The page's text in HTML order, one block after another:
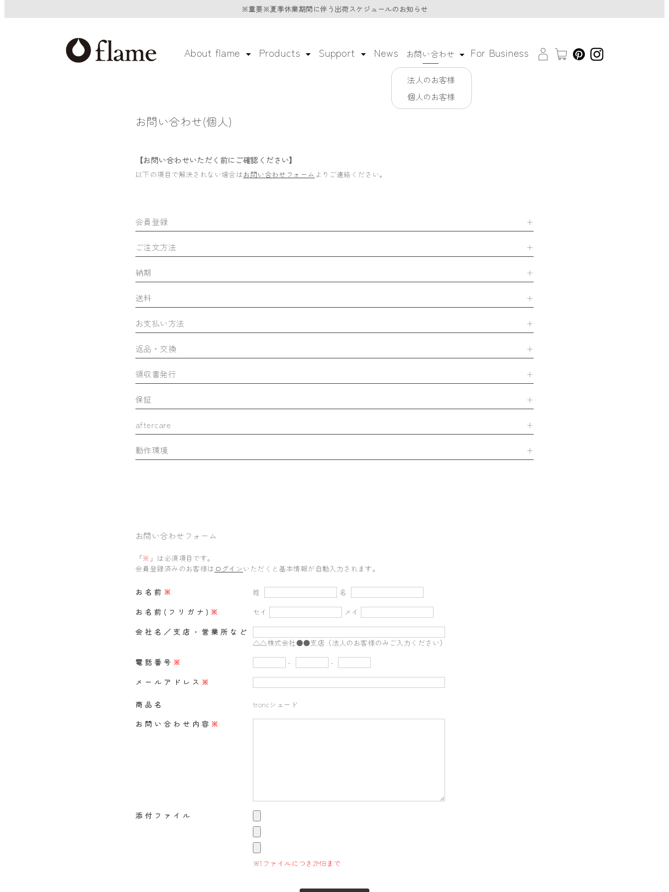
※重要※夏季休業期間に伴う 出荷スケジュールのお知らせ
※重要※夏季休業期間に伴う 出荷スケジュールのお知らせ
About flame Products Support News お問い合わせ
法人のお客様
個人のお客様
For Business
お問い合わせ(個人)
【お問い合わせいただく前にご確認ください】
以下の項目で解決されない場合はお問い合わせフォーム よりご連絡ください。
会員登録
ご注文方法
納期
送料
お支払い方法
返品・交換
領収書発行
保証
aftercare
動作環境
お問い合わせフォーム
「※ 」は必須項目です。
会員登録済みのお客様は ログイン いただくと基本情報が自動入力されます。
お名前 ※ 姓
名
お名前(フリガナ) ※ セイ
メイ
会社名／支店・営業所など
△△株式会社●●支店（法人のお客様のみご入力ください）
電話番号 ※ -
-
メールアドレス ※
商品名
troncシェード
お問い合わせ内容 ※
添付ファイル
※1ファイルにつき2MBまで